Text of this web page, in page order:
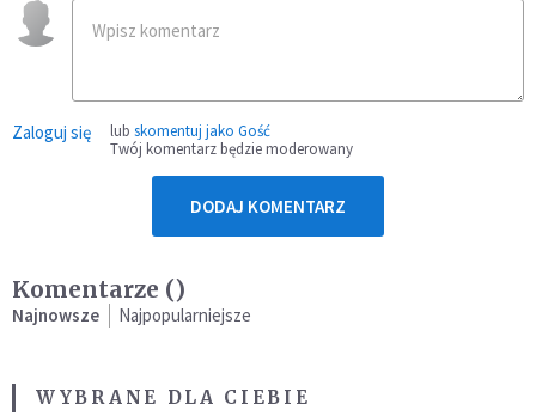
Zaloguj się lub skomentuj jako Gość
Twój komentarz będzie moderowany
DODAJ KOMENTARZ
Komentarze ()
Najnowsze Najpopularniejsze
WYBRANE DLA CIEBIE